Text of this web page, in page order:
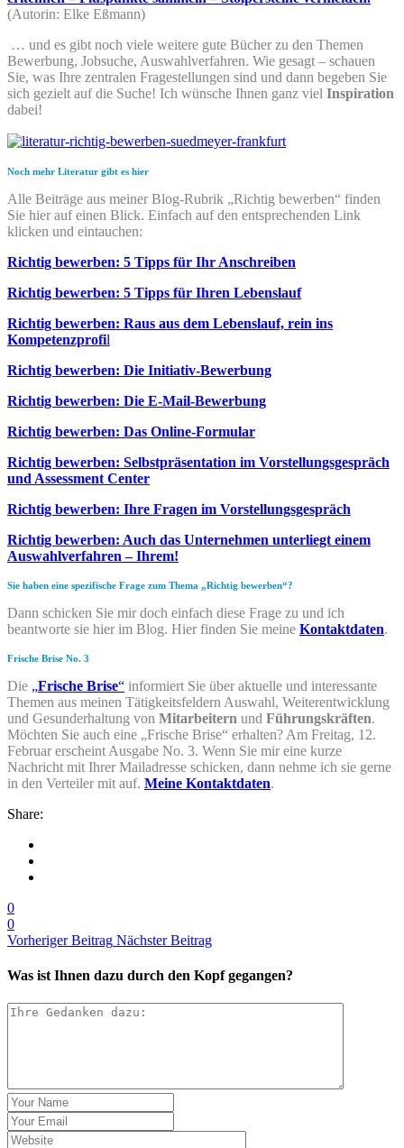
(Autorin: Elke Eßmann)
… und es gibt noch viele weitere gute Bücher zu den Themen
Bewerbung, Jobsuche, Auswahlverfahren. Wie gesagt – schauen
Sie, was Ihre zentralen Fragestellungen sind und dann begeben Sie
sich gezielt auf die Suche! Ich wünsche Ihnen ganz viel Inspiration
dabei!
Noch mehr Literatur gibt es hier
Alle Beiträge aus meiner Blog-Rubrik „Richtig bewerben“ finden
Sie hier auf einen Blick. Einfach auf den entsprechenden Link
klicken und eintauchen:
Richtig bewerben: 5 Tipps für Ihr Anschreiben
Richtig bewerben: 5 Tipps für Ihren Lebenslauf
Richtig bewerben: Raus aus dem Lebenslauf, rein ins
Kompetenzprofil
Richtig bewerben: Die Initiativ-Bewerbung
Richtig bewerben: Die E-Mail-Bewerbung
Richtig bewerben: Das Online-Formular
Richtig bewerben: Selbstpräsentation im Vorstellungsgespräch
und Assessment Center
Richtig bewerben: Ihre Fragen im Vorstellungsgespräch
Richtig bewerben: Auch das Unternehmen unterliegt einem
Auswahlverfahren – Ihrem!
Sie haben eine spezifische Frage zum Thema „Richtig bewerben“?
Dann schicken Sie mir doch einfach diese Frage zu und ich
beantworte sie hier im Blog. Hier finden Sie meine Kontaktdaten.
Frische Brise No. 3
Die „Frische Brise“ informiert Sie über aktuelle und interessante
Themen aus meinen Tätigkeitsfeldern Auswahl, Weiterentwicklung
und Gesunderhaltung von Mitarbeitern und Führungskräften.
Möchten Sie auch eine „Frische Brise“ erhalten? Am Freitag, 12.
Februar erscheint Ausgabe No. 3. Wenn Sie mir eine kurze
Nachricht mit Ihrer Mailadresse schicken, dann nehme ich sie gerne
in den Verteiler mit auf. Meine Kontaktdaten.
Share:
0
0
Vorheriger Beitrag Nächster Beitrag
Was ist Ihnen dazu durch den Kopf gegangen?